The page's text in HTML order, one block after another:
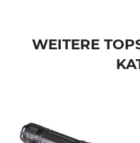
WEITERE